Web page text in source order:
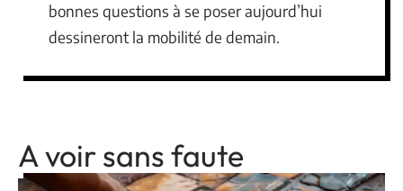
bonnes questions à se poser aujourd’hui
dessineront la mobilité de demain.
A voir sans faute